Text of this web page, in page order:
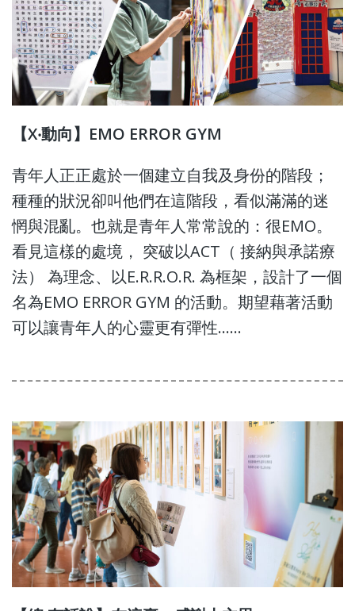
【X‧動向】EMO ERROR GYM
青年人正正處於一個建立自我及身份的階段；
種種的狀況卻叫他們在這階段，看似滿滿的迷
惘與混亂。也就是青年人常常說的：很EMO。
看見這樣的處境， 突破以ACT（ 接納與承諾療
法） 為理念、以E.R.R.O.R. 為框架，設計了一個
名為EMO ERROR GYM 的活動。期望藉著活動
可以讓青年人的心靈更有彈性......